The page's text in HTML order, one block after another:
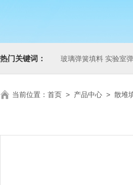
热门关键词： 玻璃弹簧填料 实验室
当前位置： 首页 > 产品中心 > 散堆